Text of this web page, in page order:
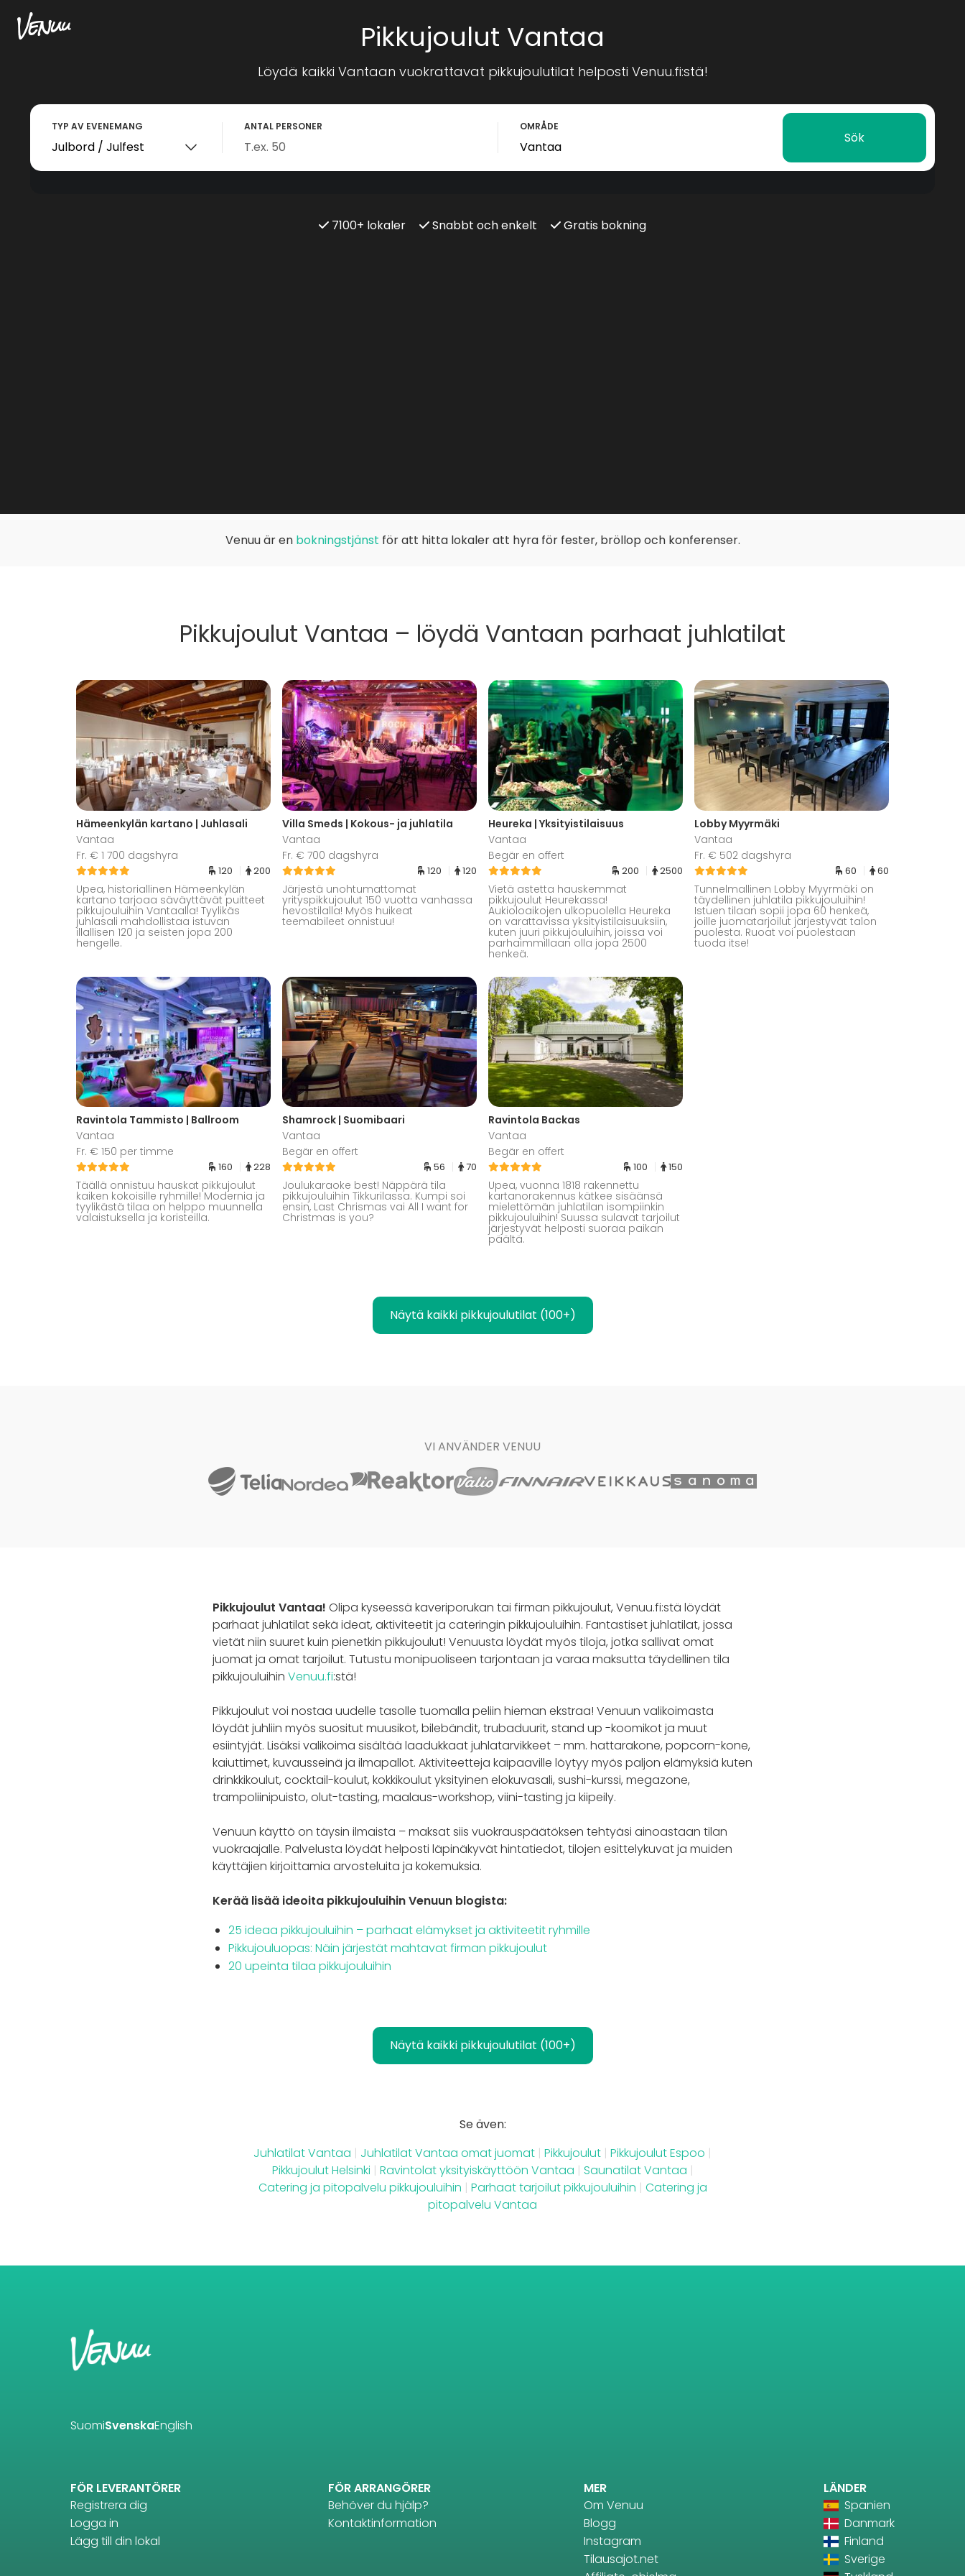
Pikkujoulut Vantaa
Löydä kaikki Vantaan vuokrattavat pikkujoulutilat helposti Venuu.fi:stä!
TYP AV EVENEMANG ANTAL PERSONER OMRÅDE
Sök
7100+ lokaler Snabbt och enkelt Gratis bokning
Venuu är en bokningstjänst för att hitta lokaler att hyra för fester, bröllop och konferenser.
Pikkujoulut Vantaa – löydä Vantaan parhaat juhlatilat
Hämeenkylän kartano | Juhlasali
Vantaa
Fr. € 1 700 dagshyra
120 200
Upea, historiallinen Hämeenkylän
kartano tarjoaa säväyttävät puitteet
pikkujouluihin Vantaalla! Tyylikäs
juhlasali mahdollistaa istuvan
illallisen 120 ja seisten jopa 200
hengelle.
Villa Smeds | Kokous- ja juhlatila
Vantaa
Fr. € 700 dagshyra
120 120
Järjestä unohtumattomat
yrityspikkujoulut 150 vuotta vanhassa
hevostilalla! Myös huikeat
teemabileet onnistuu!
Heureka | Yksityistilaisuus
Vantaa
Begär en offert
200 2500
Vietä astetta hauskemmat
pikkujoulut Heurekassa!
Aukioloaikojen ulkopuolella Heureka
on varattavissa yksityistilaisuuksiin,
kuten juuri pikkujouluihin, joissa voi
parhaimmillaan olla jopa 2500
henkeä.
Lobby Myyrmäki
Vantaa
Fr. € 502 dagshyra
60 60
Tunnelmallinen Lobby Myyrmäki on
täydellinen juhlatila pikkujouluihin!
Istuen tilaan sopii jopa 60 henkeä,
joille juomatarjoilut järjestyvät talon
puolesta. Ruoat voi puolestaan
tuoda itse!
Ravintola Tammisto | Ballroom
Vantaa
Fr. € 150 per timme
160 228
Täällä onnistuu hauskat pikkujoulut
kaiken kokoisille ryhmille! Modernia ja
tyylikästä tilaa on helppo muunnella
valaistuksella ja koristeilla.
Shamrock | Suomibaari
Vantaa
Begär en offert
56 70
Joulukaraoke best! Näppärä tila
pikkujouluihin Tikkurilassa. Kumpi soi
ensin, Last Chrismas vai All I want for
Christmas is you?
Ravintola Backas
Vantaa
Begär en offert
100 150
Upea, vuonna 1818 rakennettu
kartanorakennus kätkee sisäänsä
mielettömän juhlatilan isompiinkin
pikkujouluihin! Suussa sulavat tarjoilut
järjestyvät helposti suoraa paikan
päältä.
Näytä kaikki pikkujoulutilat (100+)
VI ANVÄNDER VENUU
Pikkujoulut Vantaa! Olipa kyseessä kaveriporukan tai firman pikkujoulut, Venuu.fi:stä löydät
parhaat juhlatilat sekä ideat, aktiviteetit ja cateringin pikkujouluihin. Fantastiset juhlatilat, jossa
vietät niin suuret kuin pienetkin pikkujoulut! Venuusta löydät myös tiloja, jotka sallivat omat
juomat ja omat tarjoilut. Tutustu monipuoliseen tarjontaan ja varaa maksutta täydellinen tila
pikkujouluihin Venuu.fi:stä!
Pikkujoulut voi nostaa uudelle tasolle tuomalla peliin hieman ekstraa! Venuun valikoimasta
löydät juhliin myös suositut muusikot, bilebändit, trubaduurit, stand up -koomikot ja muut
esiintyjät. Lisäksi valikoima sisältää laadukkaat juhlatarvikkeet – mm. hattarakone, popcorn-kone,
kaiuttimet, kuvausseinä ja ilmapallot. Aktiviteetteja kaipaaville löytyy myös paljon elämyksiä kuten
drinkkikoulut, cocktail-koulut, kokkikoulut yksityinen elokuvasali, sushi-kurssi, megazone,
trampoliinipuisto, olut-tasting, maalaus-workshop, viini-tasting ja kiipeily.
Venuun käyttö on täysin ilmaista – maksat siis vuokrauspäätöksen tehtyäsi ainoastaan tilan
vuokraajalle. Palvelusta löydät helposti läpinäkyvät hintatiedot, tilojen esittelykuvat ja muiden
käyttäjien kirjoittamia arvosteluita ja kokemuksia.
Kerää lisää ideoita pikkujouluihin Venuun blogista:
25 ideaa pikkujouluihin – parhaat elämykset ja aktiviteetit ryhmille
Pikkujouluopas: Näin järjestät mahtavat firman pikkujoulut
20 upeinta tilaa pikkujouluihin
Näytä kaikki pikkujoulutilat (100+)
Se även:
Juhlatilat Vantaa | Juhlatilat Vantaa omat juomat | Pikkujoulut | Pikkujoulut Espoo |
Pikkujoulut Helsinki | Ravintolat yksityiskäyttöön Vantaa | Saunatilat Vantaa |
Catering ja pitopalvelu pikkujouluihin | Parhaat tarjoilut pikkujouluihin | Catering ja
pitopalvelu Vantaa
SuomiSvenskaEnglish
FÖR LEVERANTÖRER
Registrera dig
Logga in
Lägg till din lokal
FÖR ARRANGÖRER
Behöver du hjälp?
Kontaktinformation
MER
Om Venuu
Blogg
Instagram
Tilausajot.net
LÄNDER
Spanien
Danmark
Finland
Sverige